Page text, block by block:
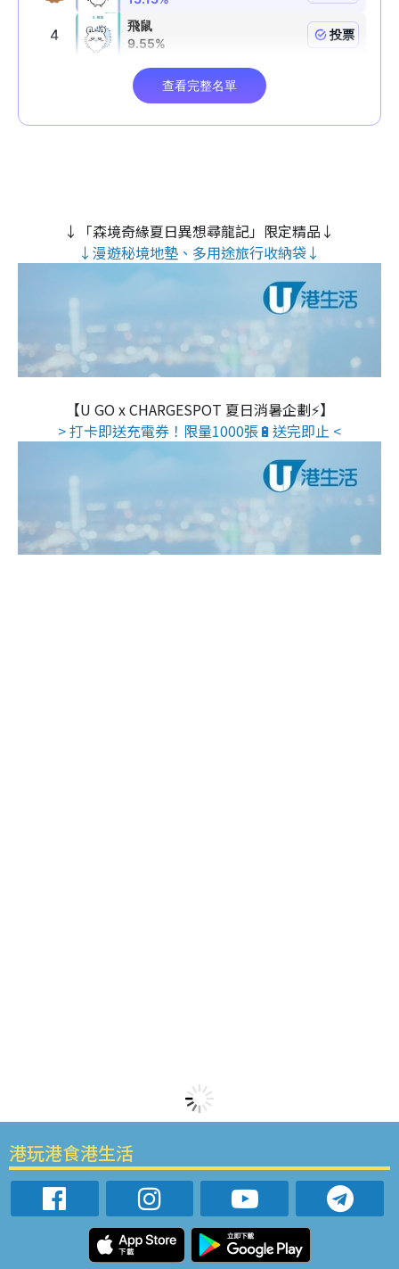
↓「森境奇緣夏日異想尋龍記」限定精品↓
↓漫遊秘境地墊、多用途旅行收納袋↓
【U GO x CHARGESPOT 夏日消暑企劃⚡】
> 打卡即送充電券！限量1000張🔋送完即止 <
港玩港食港生活